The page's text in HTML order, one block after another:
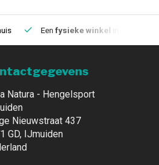
Een fysieke winkel
Natura - Hengelsport
Nieuwstraat 437
GD, IJmuiden